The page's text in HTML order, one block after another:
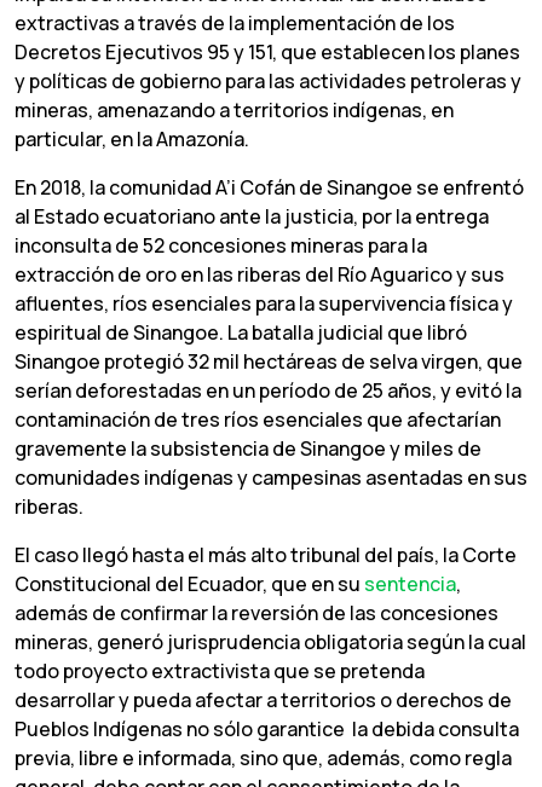
extractivas a través de la implementación de los
Decretos Ejecutivos 95 y 151, que establecen los planes
y políticas de gobierno para las actividades petroleras y
mineras, amenazando a territorios indígenas, en
particular, en la Amazonía.
En 2018, la comunidad A’i Cofán de Sinangoe se enfrentó
al Estado ecuatoriano ante la justicia, por la entrega
inconsulta de 52 concesiones mineras para la
extracción de oro en las riberas del Río Aguarico y sus
afluentes, ríos esenciales para la supervivencia física y
espiritual de Sinangoe. La batalla judicial que libró
Sinangoe protegió 32 mil hectáreas de selva virgen, que
serían deforestadas en un período de 25 años, y evitó la
contaminación de tres ríos esenciales que afectarían
gravemente la subsistencia de Sinangoe y miles de
comunidades indígenas y campesinas asentadas en sus
riberas.
El caso llegó hasta el más alto tribunal del país, la Corte
Constitucional del Ecuador, que en susentencia,
además de confirmar la reversión de las concesiones
mineras, generó jurisprudencia obligatoria según la cual
todo proyecto extractivista que se pretenda
desarrollar y pueda afectar a territorios o derechos de
Pueblos Indígenas no sólo garantice la debida consulta
previa, libre e informada, sino que, además, como regla